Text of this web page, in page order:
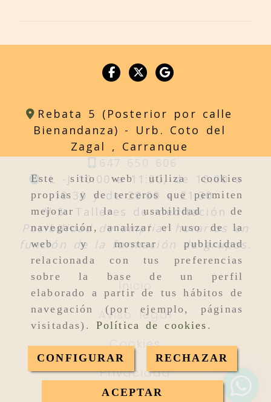
Este sitio web utiliza cookies
propias y de terceros que permiten
mejorar la usabilidad de
navegación, analizar el uso de la
web y mostrar publicidad
relacionada con tus preferencias
sobre la base de un perfil
elaborado a partir de tus hábitos de
navegación (por ejemplo, páginas
visitadas). Política de cookies .
CONFIGURAR RECHAZAR
ACEPTAR
Rebata 5 (Posterior por calle
Bienandanza) - Urb. Coto del
Zagal , Carranque
L -J 10:00 a 11:30, de 18:00 a
19:30 y de 20:00 a 21:30.
V-S: Talleres de meditación
Posibilidad de ampliar horarios en
función de la formación de grupos.
Inicio
Aviso legal
Cookies
Privacidad